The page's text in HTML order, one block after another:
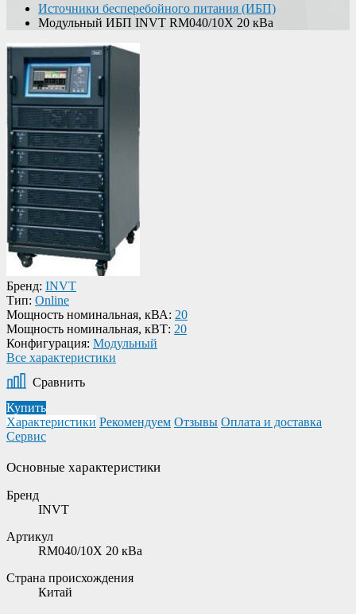
Источники бесперебойного питания (ИБП)
Модульный ИБП INVT RM040/10X 20 кВа
Бренд: INVT
Тип: Online
Мощность номинальная, кВА: 20
Мощность номинальная, кВТ: 20
Конфигурация: Модульный
Все характеристики
Сравнить
Купить
Характеристики Рекомендуем Отзывы Оплата и доставка
Сервис
Основные характеристики
Бренд
INVT
Артикул
RM040/10X 20 кВа
Страна происхождения
Китай